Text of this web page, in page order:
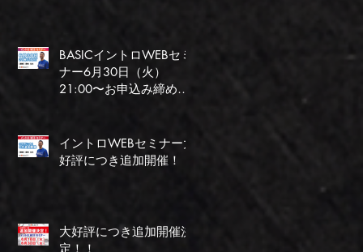
BASICイントロWEBセミ
ナー6月30日（火）
21:00〜お申込み締め切
イントロWEBセミナー大
好評につき追加開催！
大好評につき追加開催決
定！！